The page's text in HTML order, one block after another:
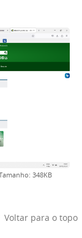
: 348KB
Voltar para o topo